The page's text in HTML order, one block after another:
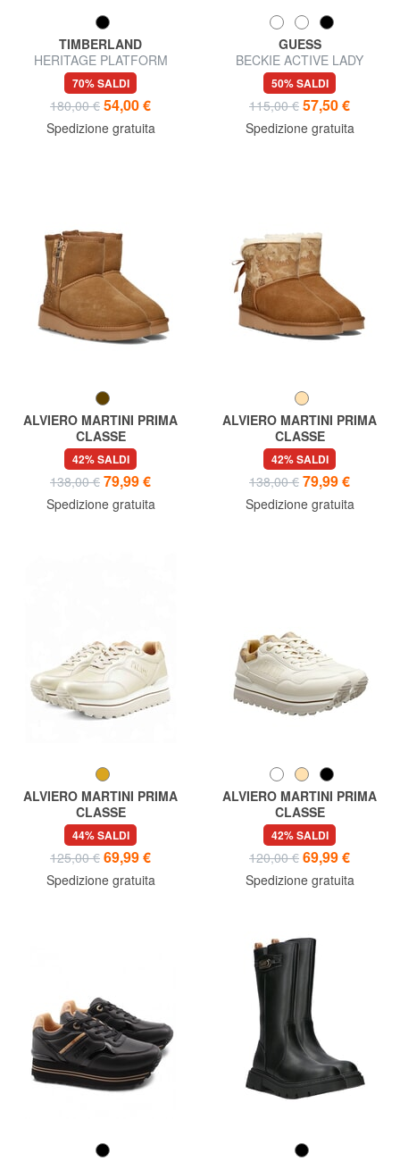
TIMBERLAND
HERITAGE PLATFORM
Stivaletto in nabuk
70% SALDI
180,00 € 54,00 €
Spedizione gratuita
GUESS
BECKIE ACTIVE LADY
Sneaker
50% SALDI
115,00 € 57,50 €
Spedizione gratuita
ALVIERO MARTINI PRIMA
CLASSE
GEO Stivaletti in pelle
42% SALDI
138,00 € 79,99 €
Spedizione gratuita
ALVIERO MARTINI PRIMA
CLASSE
GEO Stivaletti imbottiti
42% SALDI
138,00 € 79,99 €
Spedizione gratuita
ALVIERO MARTINI PRIMA
CLASSE
GEO Sneakers logate
44% SALDI
125,00 € 69,99 €
Spedizione gratuita
ALVIERO MARTINI PRIMA
CLASSE
GEO Sneakers alte
42% SALDI
120,00 € 69,99 €
Spedizione gratuita